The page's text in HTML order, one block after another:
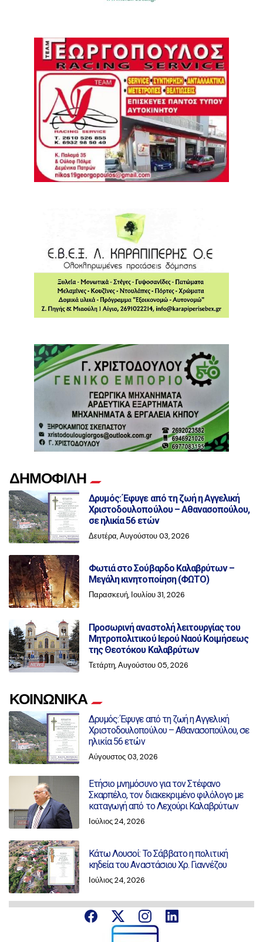
ΔΗΜΟΦΙΛΗ
Δρυμός: Έφυγε από τη ζωή η Αγγελική
Χριστοδουλοπούλου – Αθανασοπούλου,
σε ηλικία 56 ετών
Δευτέρα, Αυγούστου 03, 2026
Φωτιά στο Σούβαρδο Καλαβρύτων –
Μεγάλη κινητοποίηση (ΦΩΤΟ)
Παρασκευή, Ιουλίου 31, 2026
Προσωρινή αναστολή λειτουργίας του
Μητροπολιτικού Ιερού Ναού Κοιμήσεως
της Θεοτόκου Καλαβρύτων
Τετάρτη, Αυγούστου 05, 2026
ΚΟΙΝΩΝΙΚΑ
Δρυμός: Έφυγε από τη ζωή η Αγγελική
Χριστοδουλοπούλου – Αθανασοπούλου, σε
ηλικία 56 ετών
Αύγουστος 03, 2026
Ετήσιο μνημόσυνο για τον Στέφανο
Σκαρπέλο, τον διακεκριμένο φιλόλογο με
καταγωγή από το Λεχούρι Καλαβρύτων
Ιούλιος 24, 2026
Κάτω Λουσοί: Το Σάββατο η πολιτική
κηδεία του Αναστάσιου Χρ. Γιαννέζου
Ιούλιος 24, 2026